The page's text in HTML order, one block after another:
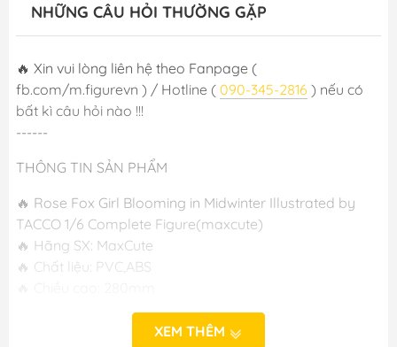
NHỮNG CÂU HỎI THƯỜNG GẶP
🔥 Xin vui lòng liên hệ theo Fanpage (
fb.com/m.figurevn ) / Hotline ( 090-345-2816 ) nếu có
bất kì câu hỏi nào !!!
------
THÔNG TIN SẢN PHẨM
🔥 Rose Fox Girl Blooming in Midwinter Illustrated by
TACCO 1/6 Complete Figure(maxcute)
🔥 Hãng SX: MaxCute
🔥 Chất liệu: PVC,ABS
🔥 Phát hành: T7/2024
XEM THÊM